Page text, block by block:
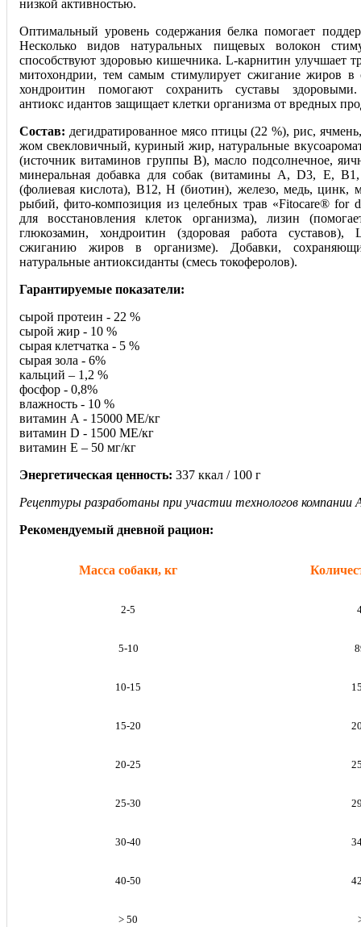
низкой активностью.
Оптимальный уровень содержания белка помогает
Несколько видов натуральных пищевых волокон
способствуют здоровью кишечника. L-карнитин улучшает
митохондрии, тем самым стимулирует сжигание жиров в
хондроитин помогают сохранить суставы
антиокс идантов защищает клетки организма от вредных
Состав: дегидратированное мясо птицы (22 %), рис,
жом свекловичный, куриный жир, натуральные
(источник витаминов группы В), масло подсолнечное,
минеральная добавка для собак (витамины А, D3, Е,
(фолиевая кислота), В12, Н (биотин), железо, медь, цинк,
рыбий, фито-композиция из целебных трав «Fitocare® for
для восстановления клеток организма), лизин
глюкозамин, хондроитин (здоровая работа суставов),
сжиганию жиров в организме). Добавки,
натуральные антиоксиданты (смесь токоферолов).
Гарантируемые показатели:
сырой протеин - 22 %
сырой жир - 10 %
сырая клетчатка - 5 %
сырая зола - 6%
кальций – 1,2 %
фосфор - 0,8%
влажность - 10 %
витамин А - 15000 МЕ/кг
витамин D - 1500 МЕ/кг
витамин Е – 50 мг/кг
Энергетическая ценность: 337 ккал / 100 г
Рецептуры разработаны при участии технологов компании
Рекомендуемый дневной рацион:
Масса собаки, кг
2-5
5-10
10-15
15-20
20-25
25-30
30-40
40-50
> 50